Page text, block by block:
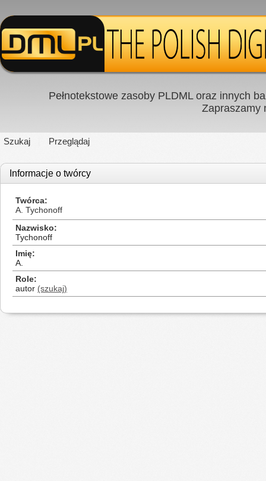
Pełnotekstowe zasoby PLDML oraz innych
Zapraszamy
Szukaj Przeglądaj
Informacje o twórcy
Twórca
A. Tychonoff
Nazwisko
Tychonoff
Imię
A.
Role
autor (szukaj)